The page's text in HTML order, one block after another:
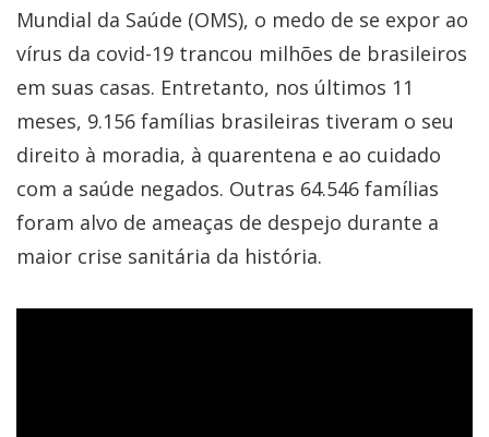
Mundial da Saúde (OMS), o medo de se expor ao
vírus da covid-19 trancou milhões de brasileiros
em suas casas. Entretanto, nos últimos 11
meses, 9.156 famílias brasileiras tiveram o seu
direito à moradia, à quarentena e ao cuidado
com a saúde negados. Outras 64.546 famílias
foram alvo de ameaças de despejo durante a
maior crise sanitária da história.